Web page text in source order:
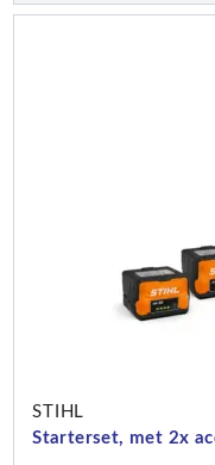
STIHL
Starterset, met 2x